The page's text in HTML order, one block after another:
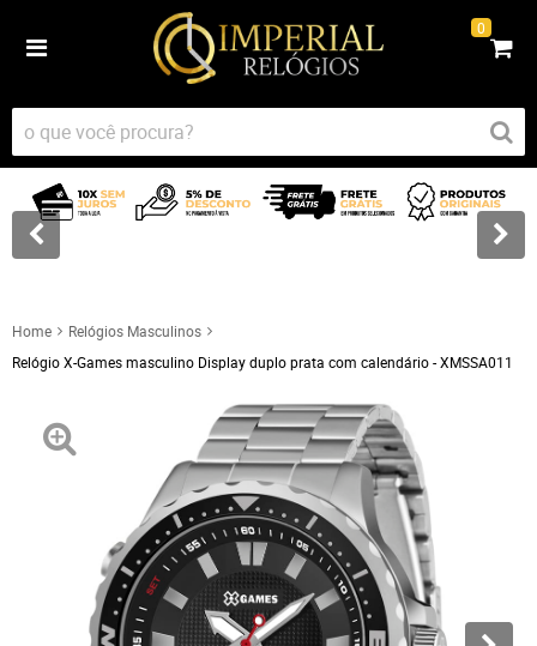
0
Home
Relógios Masculinos
Relógio X-Games masculino Display duplo prata com calendário - XMSSA011